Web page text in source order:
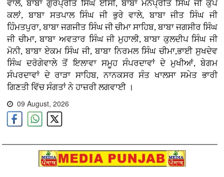
ਵਾਲੇ, ਬਾਬਾ ਗੁਰਪ੍ਰੀਤ ਸਿੰਘ ਈਸੀ, ਬਾਬਾ ਮਨਪ੍ਰੀਤ ਸਿੰਘ ਜੀ ਕੁੱਪ
ਕਲਾਂ, ਬਾਬਾ ਸਤਪਾਲ ਸਿੰਘ ਜੀ ਭੁਰੇ ਵਾਲੇ, ਬਾਬਾ ਜੀਤ ਸਿੰਘ ਜੀ
ਹਿੰਮਤਪੁਰਾ, ਬਾਬਾ ਜਗਜੀਤ ਸਿੰਘ ਜੀ ਚੀਮਾ ਸਾਹਿਬ, ਬਾਬਾ ਜਗਸੀਰ ਸਿੰਘ
ਜੀ ਚੀਮਾ, ਬਾਬਾ ਅਵਤਾਰ ਸਿੰਘ ਜੀ ਮੁਹਾਲੀ, ਬਾਬਾ ਕੁਲਦੀਪ ਸਿੰਘ ਜੀ
ਮੋਨੀ, ਬਾਬਾ ਏਕਮ ਸਿੰਘ ਜੀ, ਬਾਬਾ ਨਿਰਮਲ ਸਿੰਘ ਚੀਮਾ,ਭਾਈ ਸੁਖਦੇਵ
ਸਿੰਘ ਦਰੋਗੇਵਾਲੇ ਤੋਂ ਇਲਾਵਾ ਸਮੂਹ ਸੰਪਰਦਾਵਾਂ ਦੇ ਮੁਖੀਆਂ, ਬੇਗਮ
ਸੰਪਰਦਾਵਾਂ ਦੇ ਰਾੜਾ ਸਾਹਿਬ, ਨਾਨਕਸਰ ਸੰਤ ਖਾਲਸਾ ਸਮੇਤ ਭਾਰੀ
ਗਿਣਤੀ ਵਿੱਚ ਸੰਗਤਾਂ ਨੇ ਹਾਜ਼ਰੀ ਲਗਵਾਈ ।
09 August, 2026